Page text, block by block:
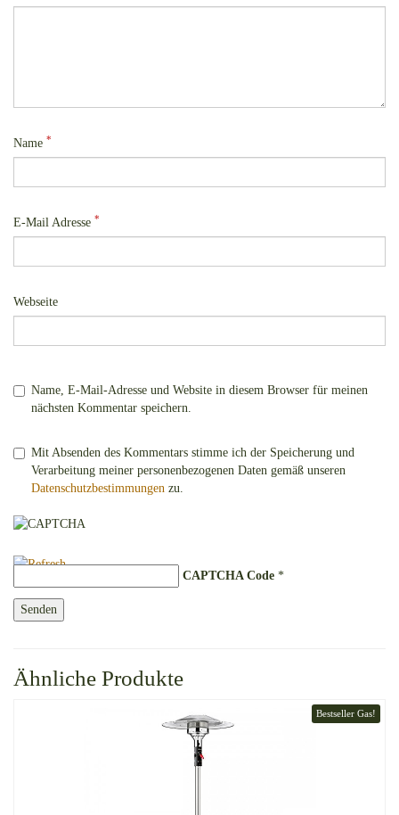
Name *
E-Mail Adresse *
Webseite
Name, E-Mail-Adresse und Website in diesem Browser für meinen
nächsten Kommentar speichern.
Mit Absenden des Kommentars stimme ich der Speicherung und
Verarbeitung meiner personenbezogenen Daten gemäß unseren
Datenschutzbestimmungen zu.
CAPTCHA Code *
Ähnliche Produkte
Bestseller Gas!